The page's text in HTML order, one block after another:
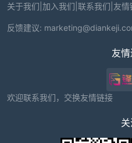
关于我们 加入我们 联系我们 友情
反馈建议:
友
欢迎联系我们，交换友情链接